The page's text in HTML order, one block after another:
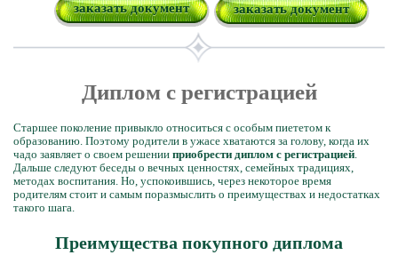
заказать документ заказать документ
Диплом с регистрацией
Старшее поколение привыкло относиться с особым пиететом к
образованию. Поэтому родители в ужасе хватаются за голову, когда их
чадо заявляет о своем решении приобрести диплом с регистрацией.
Дальше следуют беседы о вечных ценностях, семейных традициях,
методах воспитания. Но, успокоившись, через некоторое время
родителям стоит и самым поразмыслить о преимуществах и недостатках
такого шага.
Преимущества покупного диплома